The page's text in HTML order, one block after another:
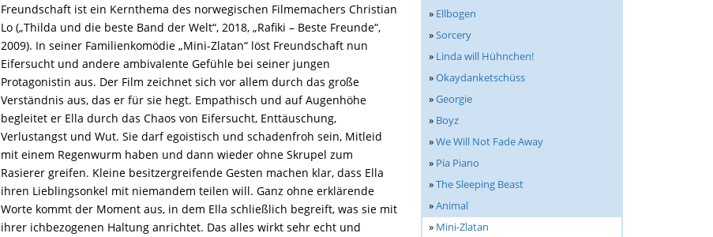
Freundschaft ist ein Kernthema des norwegischen Filmemachers Christian
Lo („Thilda und die beste Band der Welt“, 2018, „Rafiki – Beste Freunde“,
2009). In seiner Familienkomödie „Mini-Zlatan“ löst Freundschaft nun
Eifersucht und andere ambivalente Gefühle bei seiner jungen
Protagonistin aus. Der Film zeichnet sich vor allem durch das große
Verständnis aus, das er für sie hegt. Empathisch und auf Augenhöhe
begleitet er Ella durch das Chaos von Eifersucht, Enttäuschung,
Verlustangst und Wut. Sie darf egoistisch und schadenfroh sein, Mitleid
mit einem Regenwurm haben und dann wieder ohne Skrupel zum
Rasierer greifen. Kleine besitzergreifende Gesten machen klar, dass Ella
ihren Lieblingsonkel mit niemandem teilen will. Ganz ohne erklärende
Worte kommt der Moment aus, in dem Ella schließlich begreift, was sie mit
ihrer ichbezogenen Haltung anrichtet. Das alles wirkt sehr echt und
» Ellbogen
»Sorcery
» Linda will Hühnchen!
»Okaydanketschüss
»Georgie
» Boyz
»We Will Not Fade Away
» Pia Piano
»The Sleeping Beast
»Animal
» Mini-Zlatan